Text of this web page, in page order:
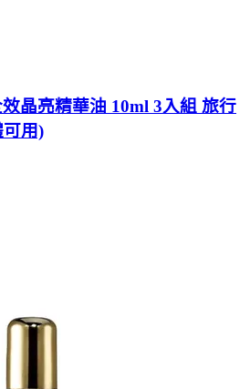
晶亮精華油 10ml 3入組 旅行
用)